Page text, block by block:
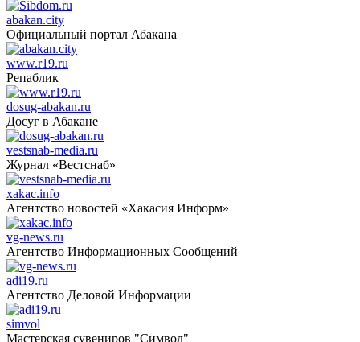
abakan.city
Официальный портал Абакана
www.r19.ru
Репаблик
dosug-abakan.ru
Досуг в Абакане
vestsnab-media.ru
Журнал «Вестснаб»
xakac.info
Агентство новостей «Хакасия Информ»
vg-news.ru
Агентство Информационных Сообщений
adi19.ru
Агентство Деловой Информации
simvol
Мастерская сувениров "Символ"